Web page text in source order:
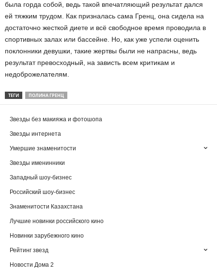
была горда собой, ведь такой впечатляющий результат дался
ей тяжким трудом. Как призналась сама Гренц, она сидела на
достаточно жесткой диете и всё свободное время проводила в
спортивных залах или бассейне. Но, как уже успели оценить
поклонники девушки, такие жертвы были не напрасны, ведь
результат превосходный, на зависть всем критикам и
недоброжелателям.
ТЕГИ ПОЛИНА ГРЕНЦ
Звезды без макияжа и фотошопа
Звезды интернета
Умершие знаменитости
Звезды именинники
Западный шоу-бизнес
Российский шоу-бизнес
Знаменитости Казахстана
Лучшие новинки российского кино
Новинки зарубежного кино
Рейтинг звезд
Новости Дома 2